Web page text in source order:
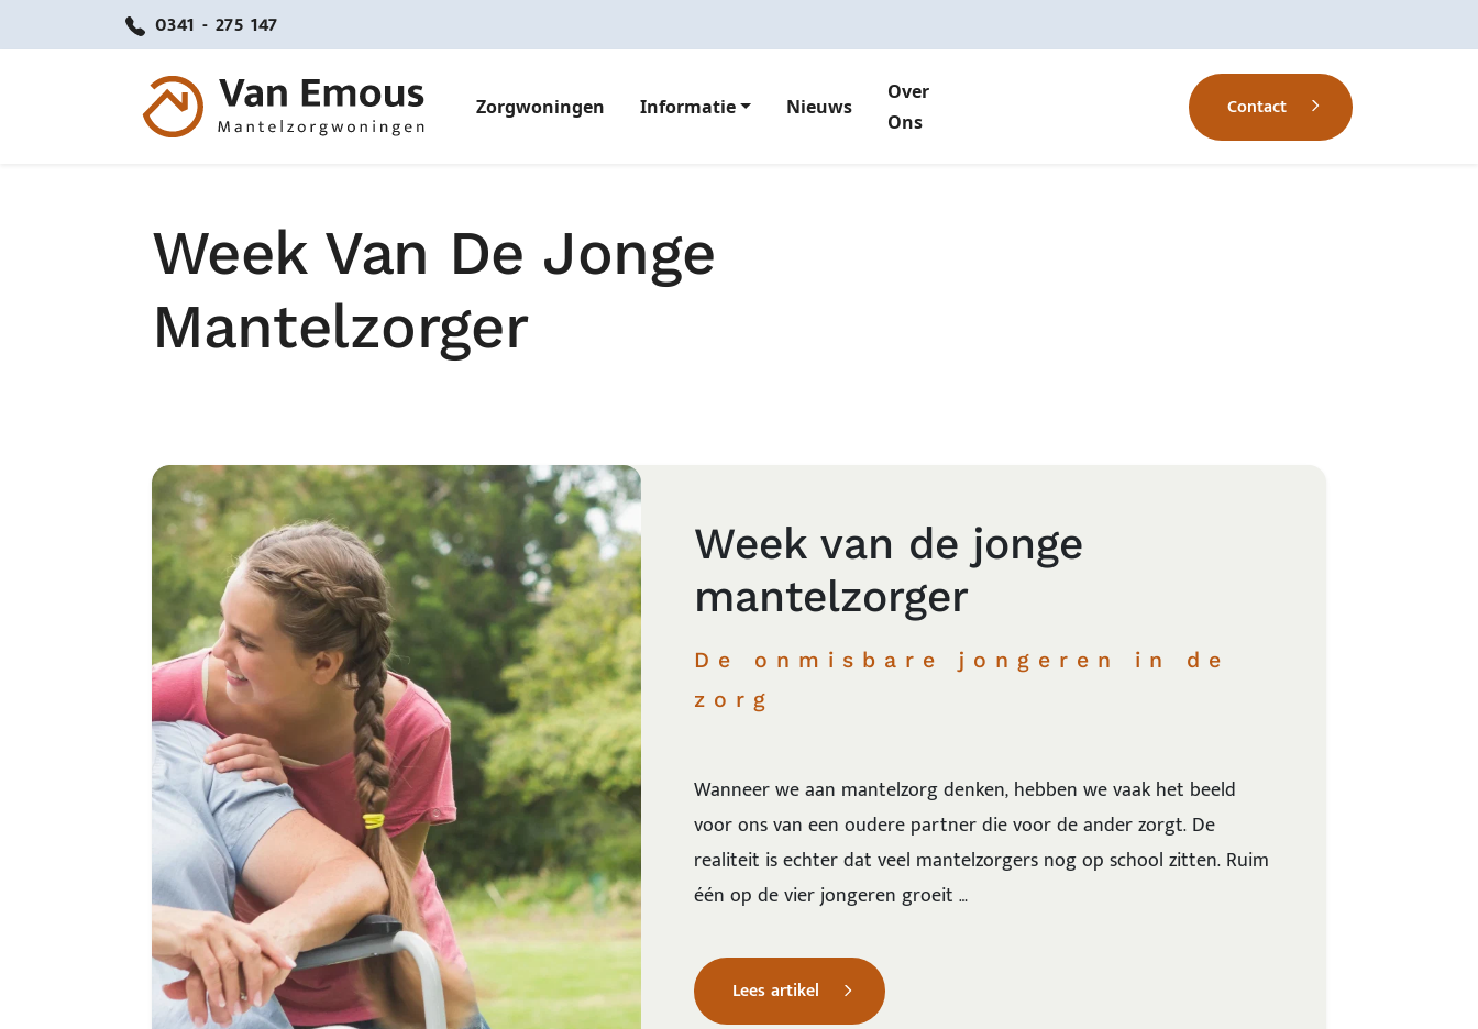
0341 - 275 147
Zorgwoningen Informatie Nieuws
Over
Ons
Contact
Week Van De Jonge
Mantelzorger
Week van de jonge
mantelzorger
De onmisbare jongeren in de
zorg
Wanneer we aan mantelzorg denken, hebben we vaak het beeld
voor ons van een oudere partner die voor de ander zorgt. De
realiteit is echter dat veel mantelzorgers nog op school zitten. Ruim
één op de vier jongeren groeit …
Lees artikel